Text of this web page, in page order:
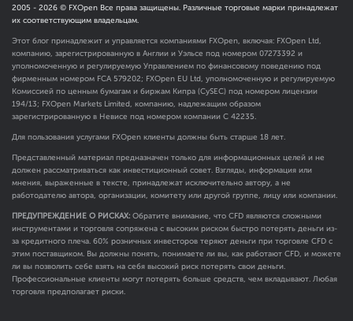
2005 - 2026 © FXOpen Все права защищены. Различные торговые марки принадлежат
их соответствующим владельцам.
Этот блог принадлежит и управляется компаниями FXOpen, включая: FXOpen Ltd,
компанию, зарегистрированную в Англии и Уэльсе под номером 07273392 и
уполномоченную и регулируемую Управлением по финансовому поведению под
фирменным номером FCA 579202; FXOpen EU Ltd, уполномоченную и регулируемую
Комиссией по ценным бумагам и биржам Кипра (CySEC) под номером лицензии
194/13; FXOpen Markets Limited, компанию, надлежащим образом
зарегистрированную в Невисе под номером компании C 42235.
Для пользования услугами FXOpen клиенты должны быть старше 18 лет.
Представленный материал предназначен только для информационных целей и не
должен рассматриваться как инвестиционный совет. Взгляды, информация или
мнения, выраженные в тексте, принадлежат исключительно автору, а не
работодателю автора, организации, комитету или другой группе, лицу или компании.
ПРЕДУПРЕЖДЕНИЕ О РИСКАХ: Обратите внимание, что CFD являются сложными
инструментами и торговля сопряжена с высоким риском быстро потерять деньги из-
за кредитного плеча. 60% розничных инвесторов теряют деньги при торговле CFD с
этим поставщиком. Вы должны понять, понимаете ли вы, как работают CFD, и можете
ли вы позволить себе взять на себя высокий риск потерять свои деньги.
Профессиональные клиенты могут потерять больше средств, чем вкладывают. Любая
торговля предполагает риски.